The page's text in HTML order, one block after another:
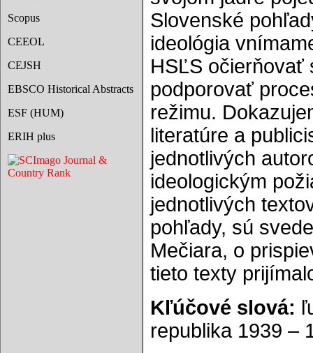
Scopus
CEEOL
CEJSH
EBSCO Historical Abstracts
ESF (HUM)
ERIH plus
Slovenské
ideológia
HSĽS očierňovať
podporovať
režimu.
literatúre a
jednotlivých
ideologickým
jednotlivých
pohľady, sú
Mečiara, o
tieto texty
Kľúčové slová:
republika 1939 –